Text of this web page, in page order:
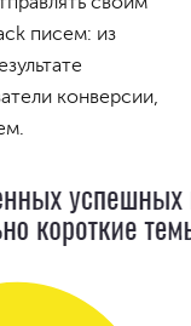
писем: из
конверсии,